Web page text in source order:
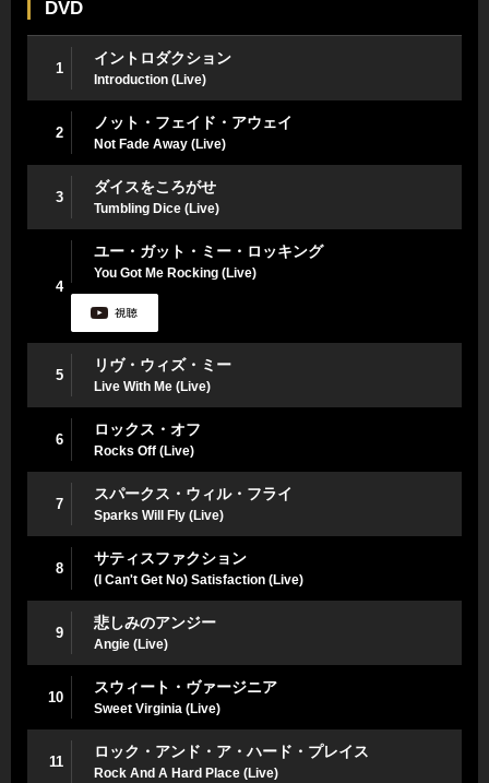
DVD
1
イントロダクション
Introduction (Live)
2
ノット・フェイド・アウェイ
Not Fade Away (Live)
3
ダイスをころがせ
Tumbling Dice (Live)
4
ユー・ガット・ミー・ロッキング
You Got Me Rocking (Live)
5
リヴ・ウィズ・ミー
Live With Me (Live)
6
ロックス・オフ
Rocks Off (Live)
7
スパークス・ウィル・フライ
Sparks Will Fly (Live)
8
サティスファクション
(I Can't Get No) Satisfaction (Live)
9
悲しみのアンジー
Angie (Live)
10
スウィート・ヴァージニア
Sweet Virginia (Live)
11
ロック・アンド・ア・ハード・プレイス
Rock And A Hard Place (Live)